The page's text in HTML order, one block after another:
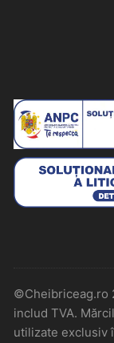
©Cheibriceag.ro
includ TVA.
utilizate exclusiv